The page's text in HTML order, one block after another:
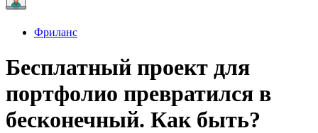
Фриланс
Бесплатный проект для
портфолио превратился в
бесконечный. Как быть?